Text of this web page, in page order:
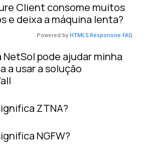
Client consome muitos
e deixa a máquina lenta?
Powered by HTML5 Responsive FAQ
NetSol pode ajudar minha
a usar a solução
ZTNA?
NGFW?